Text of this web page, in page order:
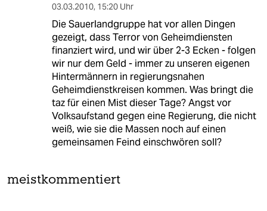
03.03.2010, 15:20 Uhr
Die Sauerlandgruppe hat vor allen Dingen
gezeigt, dass Terror von Geheimdiensten
finanziert wird, und wir über 2-3 Ecken - folgen
wir nur dem Geld - immer zu unseren eigenen
Hintermännern in regierungsnahen
Geheimdienstkreisen kommen. Was bringt die
taz für einen Mist dieser Tage? Angst vor
Volksaufstand gegen eine Regierung, die nicht
weiß, wie sie die Massen noch auf einen
gemeinsamen Feind einschwören soll?
meistkommentiert